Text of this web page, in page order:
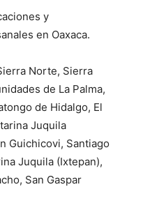
y
en Oaxaca.
Norte, Sierra
de La Palma,
de Hidalgo, El
Juquila
Guichicovi, Santiago
Juquila (Ixtepan),
San Gaspar